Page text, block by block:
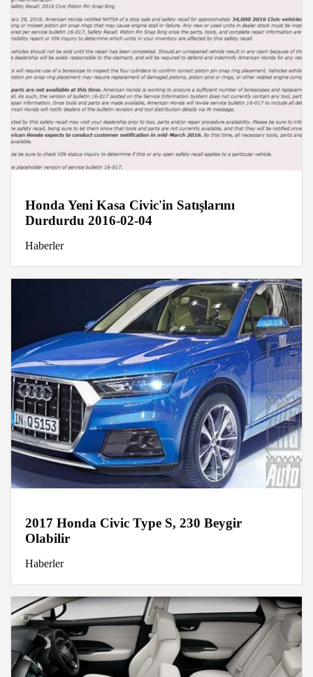
Honda Yeni Kasa Civic'in Satışlarını
Durdurdu 2016-02-04
Haberler
2017 Honda Civic Type S, 230 Beygir
Olabilir
Haberler